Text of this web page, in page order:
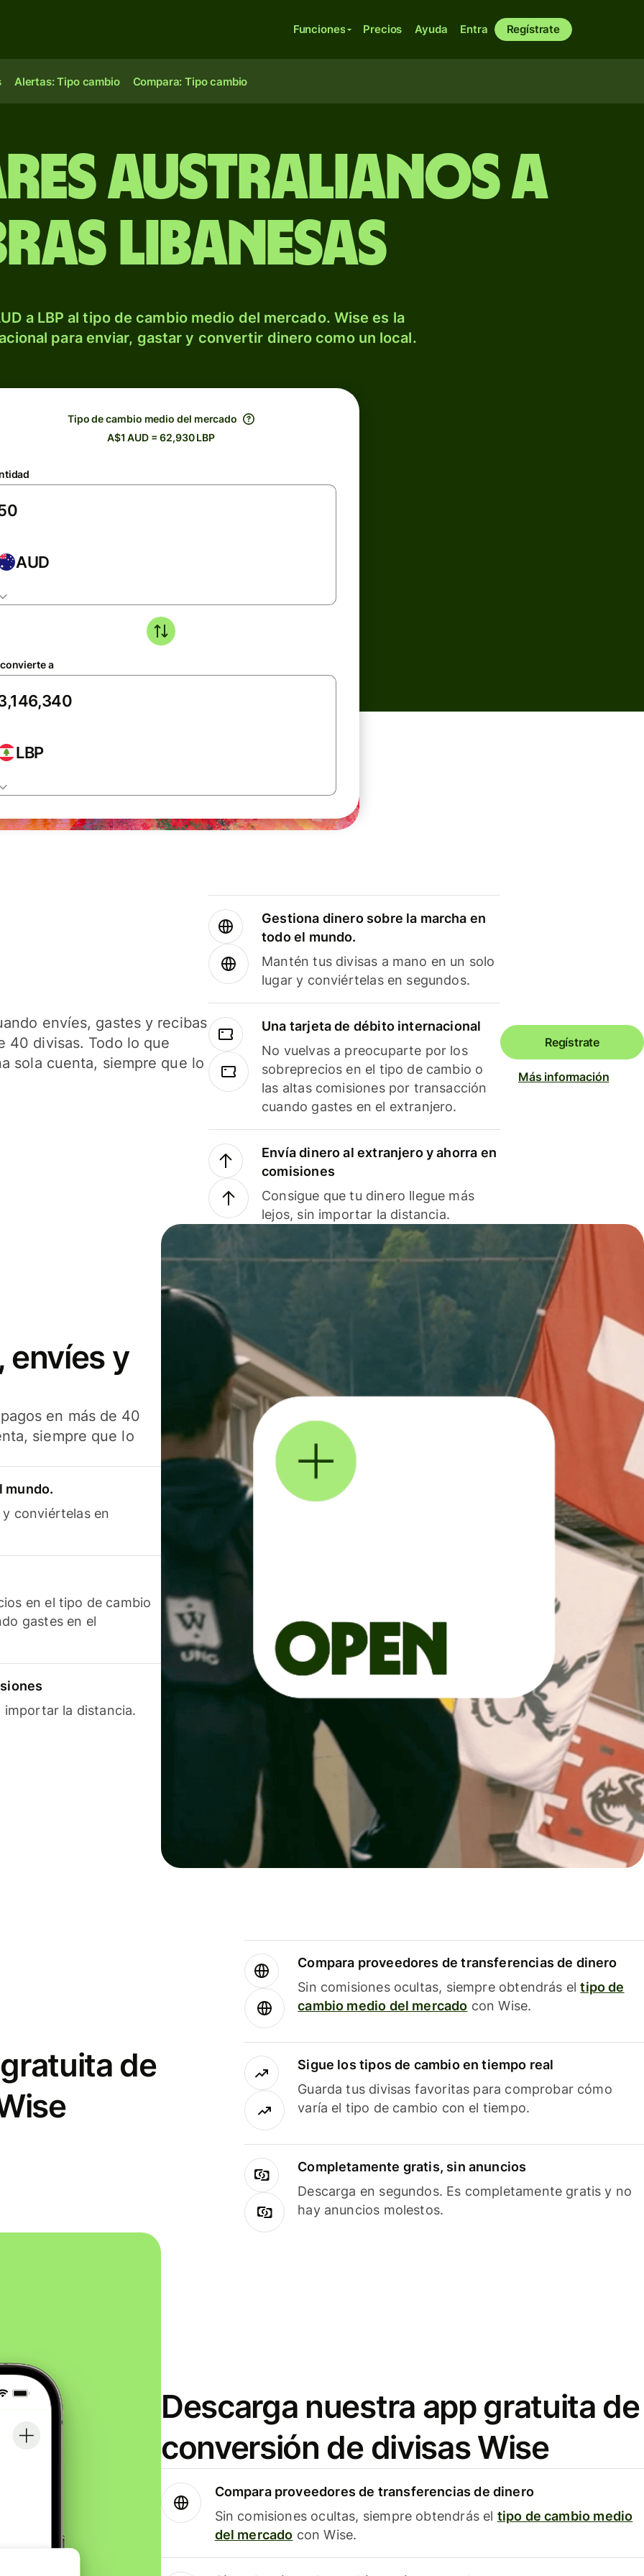
Funciones Precios Ayuda Entra Regístrate
Alertas: Tipo cambio Compara: Tipo cambio
australianos a
libanesas
a LBP al tipo de cambio medio del mercado. Wise es la
para enviar, gastar y convertir dinero como un local.
Tipo de cambio medio del mercado
A$1 AUD = 62,930 LBP
AUD
a
LBP
envíes, gastes y recibas
40 divisas. Todo lo que
sola cuenta, siempre que lo
Gestiona dinero sobre la marcha en
todo el mundo.
Mantén tus divisas a mano en un solo
lugar y conviértelas en segundos.
Una tarjeta de débito internacional
No vuelvas a preocuparte por los
sobreprecios en el tipo de cambio o
las altas comisiones por transacción
cuando gastes en el extranjero.
Envía dinero al extranjero y ahorra en
comisiones
Consigue que tu dinero llegue más
lejos, sin importar la distancia.
Regístrate
Más información
envíes y
en más de 40
siempre que lo
mundo.
conviértelas en
en el tipo de cambio
gastes en el
importar la distancia.
de
Compara proveedores de transferencias de dinero
Sin comisiones ocultas, siempre obtendrás eltipo de
cambio medio del mercado con Wise.
Sigue los tipos de cambio en tiempo real
Guarda tus divisas favoritas para comprobar cómo
varía el tipo de cambio con el tiempo.
Completamente gratis, sin anuncios
Descarga en segundos. Es completamente gratis y no
hay anuncios molestos.
Descarga nuestra app gratuita de
conversión de divisas Wise
Compara proveedores de transferencias de dinero
Sin comisiones ocultas, siempre obtendrás el tipo de cambio medio
del mercado con Wise.